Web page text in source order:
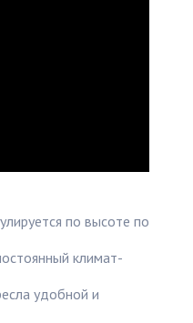
по высоте по
климат-
удобной и